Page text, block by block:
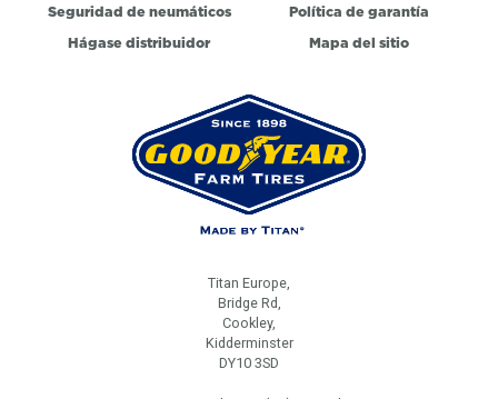
Seguridad de neumáticos
Política de garantía
Hágase distribuidor
Mapa del sitio
Titan Europe,
Bridge Rd,
Cookley,
Kidderminster
DY10 3SD